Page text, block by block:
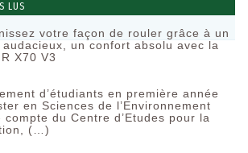
LUS
votre façon de rouler grâce à un
audacieux, un confort absolu avec la
X70 V3
d’étudiants en première année
en Sciences de l’Environnement
compte du Centre d’Etudes pour la
(…)